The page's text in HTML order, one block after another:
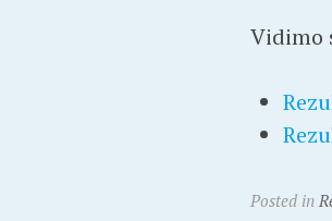
Vidimo
Posted in